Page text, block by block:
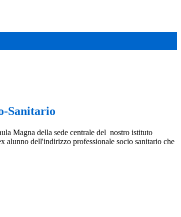
Sanitario
Magna della sede centrale del nostro istituto
alunno dell'indirizzo professionale socio sanitario che